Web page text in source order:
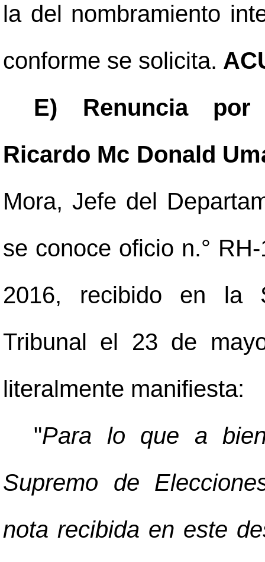
la del nombramiento
conforme se solicita.
E) Renuncia
Ricardo Mc Donald
Mora, Jefe del
se conoce oficio n.°
2016, recibido en la
Tribunal el 23 de
literalmente manifiesta:
"Para lo que a
Supremo de
nota recibida en este